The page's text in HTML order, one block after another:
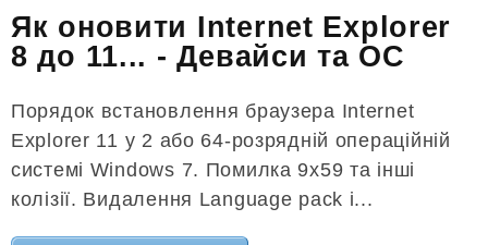
Як оновити Internet Explorer
8 до 11... - Девайси та ОС
Порядок встановлення браузера Internet
Explorer 11 у 2 або 64-розрядній операційній
системі Windows 7. Помилка 9x59 та інші
колізії. Видалення Language pack і...